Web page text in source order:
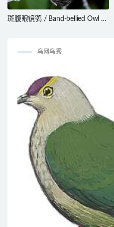
斑腹眼镜鸮 / Band-bellied Owl /
鸟网鸟秀